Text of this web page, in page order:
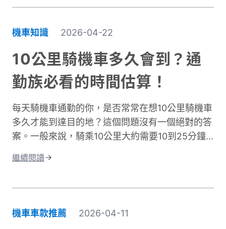
帶你了解如何挑選適合的防曬外套，讓你在烈日下
騎車依然保持舒適，不再當冤大頭。
機車知識 2026-04-22
10公里騎機車多久會到？通
勤族必看的時間估算！
每天騎機車通勤的你，是否常常在想10公里騎機車
多久才能到達目的地？這個問題沒有一個絕對的答
案。一般來說，騎乘10公里大約需要10到25分鐘
通勤時間的關鍵因素有很多。道路類型是其中之
量、個人騎乘習慣都會造成時間差異。這篇文章將
深入探討不同情況下的騎乘時間。我們會分析各種
繼續閱讀
機車車款推薦 2026-04-11